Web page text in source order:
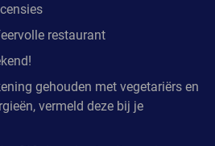
restaurant
gehouden met vegetariërs en
vermeld deze bij je